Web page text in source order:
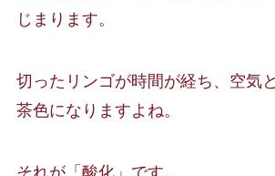
じまります。
切ったリンゴが時間が経ち、空気
茶色になりますよね。
それが「酸化」です。